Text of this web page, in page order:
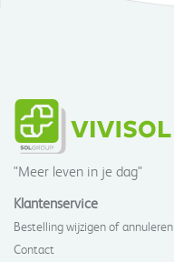
"Meer leven in je dag"
Klantenservice
Bestelling wijzigen of annuleren
Contact